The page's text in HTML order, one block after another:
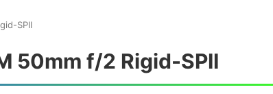
SPII
50mm f/2 Rigid-SPII